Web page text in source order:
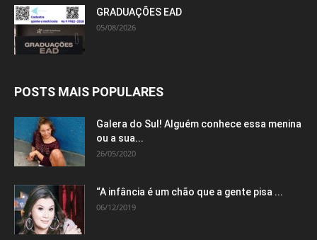
GRADUAÇÕES EAD
05/08/2026
POSTS MAIS POPULARES
Galera do Sul! Alguém conhece essa menina
ou a sua...
26/05/2020
“A infância é um chão que a gente pisa ...
06/12/2019